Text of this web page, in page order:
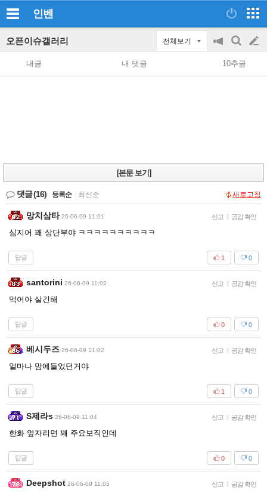
인벤
오픈이슈갤러리 전체보기
공
지
on/off
검
색
글
쓰
내글 내 댓글 10추글
[본문 보기]
댓글(16) 등록순 최신순 새로고침
망치삼타 26-06-09 11:01 신고 | 공감 확인
심지어 꽤 상단부야 ㅋㅋㅋㅋㅋㅋㅋㅋㅋㅋ
답글 0
1
santorini 26-06-09 11:02 신고 | 공감 확인
먹어야 살긴해
답글 0
0
베시두즈 26-06-09 11:02 신고 | 공감 확인
얼마나 맘에들었던거야
답글 0
1
S제라s 26-06-09 11:04 신고 | 공감 확인
한화 옆자리면 꽤 주요보직인데
답글 0
0
Deepshot 26-06-09 11:05 신고 | 공감 확인